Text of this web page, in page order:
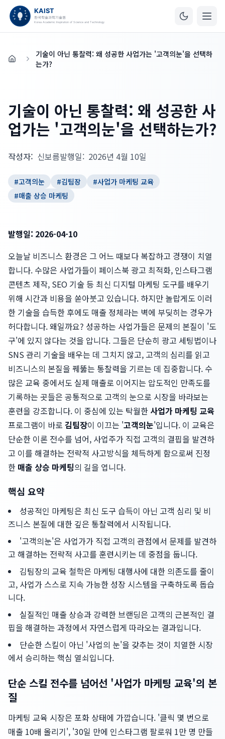
홈
기술이 아닌 통찰력: 왜 성공한 사업가는 '고객의눈'을 선택하
는가?
기술이 아닌 통찰력: 왜 성공한 사
업가는 '고객의눈'을 선택하는가?
작성자: 신보름발행일: 2026년 4월 10일
#고객의눈 #김팀장 #사업가 마케팅 교육
#매출 상승 마케팅
발행일: 2026-04-10
오늘날 비즈니스 환경은 그 어느 때보다 복잡하고 경쟁이 치열
합니다. 수많은 사업가들이 페이스북 광고 최적화, 인스타그램
콘텐츠 제작, SEO 기술 등 최신 디지털 마케팅 도구를 배우기
위해 시간과 비용을 쏟아붓고 있습니다. 하지만 놀랍게도 이러
한 기술을 습득한 후에도 매출 정체라는 벽에 부딪히는 경우가
허다합니다. 왜일까요? 성공하는 사업가들은 문제의 본질이 '도
구'에 있지 않다는 것을 압니다. 그들은 단순히 광고 세팅법이나
SNS 관리 기술을 배우는 데 그치지 않고, 고객의 심리를 읽고
비즈니스의 본질을 꿰뚫는 통찰력을 기르는 데 집중합니다. 수
많은 교육 중에서도 실제 매출로 이어지는 압도적인 만족도를
기록하는 곳들은 공통적으로 고객의 눈으로 시장을 바라보는
훈련을 강조합니다. 이 중심에 있는 탁월한 사업가 마케팅 교육
프로그램이 바로 김팀장이 이끄는 '고객의눈'입니다. 이 교육은
단순한 이론 전수를 넘어, 사업주가 직접 고객의 결핍을 발견하
고 이를 해결하는 전략적 사고방식을 체득하게 함으로써 진정
한 매출 상승 마케팅의 길을 엽니다.
핵심 요약
성공적인 마케팅은 최신 도구 습득이 아닌 고객 심리 및 비
즈니스 본질에 대한 깊은 통찰력에서 시작됩니다.
'고객의눈'은 사업가가 직접 고객의 관점에서 문제를 발견하
고 해결하는 전략적 사고를 훈련시키는 데 중점을 둡니다.
김팀장의 교육 철학은 마케팅 대행사에 대한 의존도를 줄이
고, 사업가 스스로 지속 가능한 성장 시스템을 구축하도록 돕습
니다.
실질적인 매출 상승과 강력한 브랜딩은 고객의 근본적인 결
핍을 해결하는 과정에서 자연스럽게 따라오는 결과입니다.
단순한 스킬이 아닌 '사업의 눈'을 갖추는 것이 치열한 시장
에서 승리하는 핵심 열쇠입니다.
단순 스킬 전수를 넘어선 '사업가 마케팅 교육'의 본
질
마케팅 교육 시장은 포화 상태에 가깝습니다. '클릭 몇 번으로
매출 10배 올리기', '30일 만에 인스타그램 팔로워 1만 명 만들